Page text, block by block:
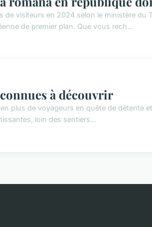
de visiteurs en 2024 selon le ministère du
de premier plan. Que vous rech...
à découvrir
plus de voyageurs en quête de détente
loin des sentiers...